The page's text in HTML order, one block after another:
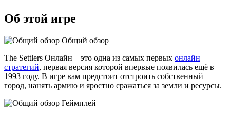
Об этой игре
Общий обзор
The Settlers Онлайн – это одна из самых первых онлайн
стратегий, первая версия которой впервые появилась ещё в
1993 году. В игре вам предстоит отстроить собственный
город, нанять армию и яростно сражаться за земли и ресурсы.
Геймплей